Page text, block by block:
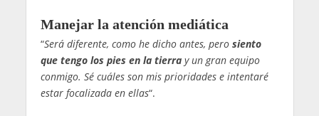
Manejar la atención mediática
“Será diferente, como he dicho antes, pero siento
que tengo los pies en la tierray un gran equipo
conmigo. Sé cuáles son mis prioridades e intentaré
estar focalizada en ellas“.